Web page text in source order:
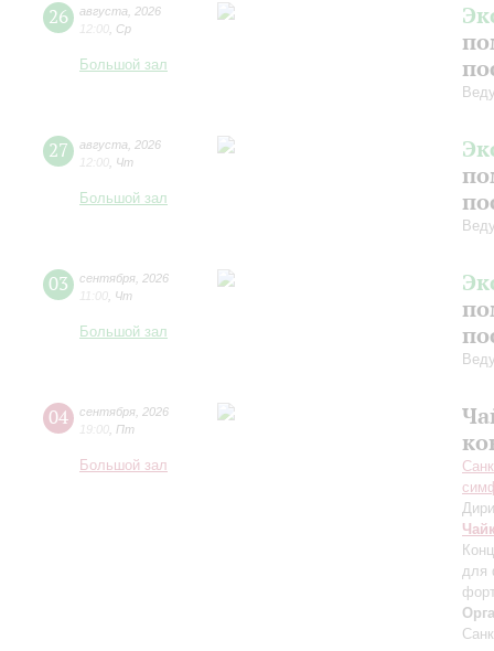
26 августа
2026
12:00 Ср
Большой зал
27 августа
2026
12:00 Чт
Большой зал
03 сентября 2026
11:00 Чт
Большой зал
04 сентября 2026
19:00 Пт
Большой зал
для